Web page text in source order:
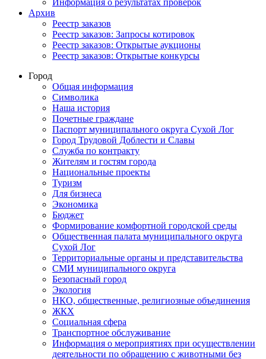
Архив
Реестр заказов
Реестр заказов: Запросы котировок
Реестр заказов: Открытые аукционы
Реестр заказов: Открытые конкурсы
Город
Общая информация
Символика
Наша история
Почетные граждане
Паспорт муниципального округа Сухой Лог
Город Трудовой Доблести и Славы
Служба по контракту
Жителям и гостям города
Национальные проекты
Туризм
Для бизнеса
Экономика
Бюджет
Формирование комфортной городской среды
Общественная палата муниципального округа
Сухой Лог
Территориальные органы и представительства
СМИ муниципального округа
Безопасный город
Экология
НКО, общественные, религиозные объединения
ЖКХ
Социальная сфера
Транспортное обслуживание
Информация о мероприятиях при осуществлении
деятельности по обращению с животными без